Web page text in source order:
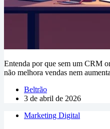
Entenda por que sem um CRM
não melhora vendas nem
Beltrão
3 de abril de 2026
Marketing Digital